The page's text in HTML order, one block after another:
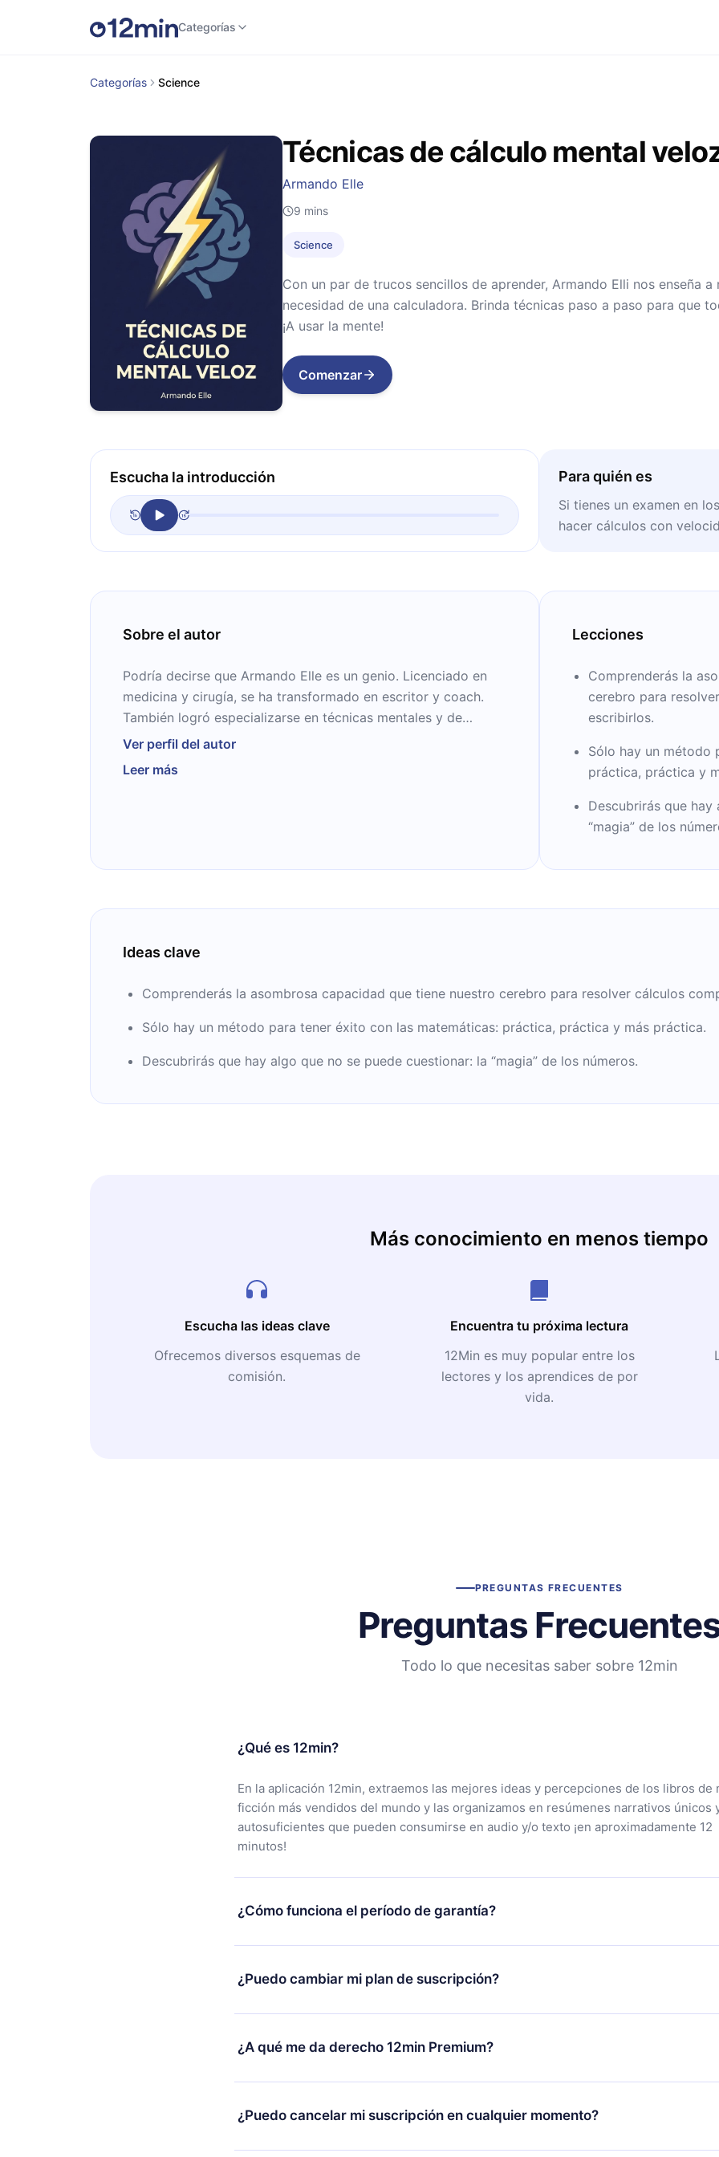
Categorías
Categorías Science
Técnicas de cálculo mental
Armando Elle
9 mins
Science
Con un par de trucos sencillos de aprender, Armando Elli nos enseña
necesidad de una calculadora. Brinda técnicas paso a paso para que
¡A usar la mente!
Comenzar
Escucha la introducción Para quién es
Si tienes un examen en
hacer cálculos con
Sobre el autor
Podría decirse que Armando Elle es un genio. Licenciado en
medicina y cirugía, se ha transformado en escritor y coach.
También logró especializarse en técnicas mentales y de
memoria para aumentar el rendimiento y la producción
veloz y Técnicas de cálculo mental veloz.
Ver perfil del autor
Leer más
Lecciones
Comprenderás la
cerebro para
escribirlos.
Sólo hay un método
práctica, práctica y
Descubrirás que
“magia” de los
Ideas clave
Comprenderás la asombrosa capacidad que tiene nuestro cerebro para resolver cálculos
Sólo hay un método para tener éxito con las matemáticas: práctica, práctica y más práctica.
Descubrirás que hay algo que no se puede cuestionar: la “magia” de los números.
Más conocimiento en menos tiempo
Escucha las ideas clave
Ofrecemos diversos esquemas de
comisión.
Encuentra tu próxima lectura
12Min es muy popular entre los
lectores y los aprendices de por
vida.
PREGUNTAS FRECUENTES
Preguntas
Todo lo que necesitas saber sobre 12min
¿Qué es 12min?
En la aplicación 12min, extraemos las mejores ideas y percepciones de los libros de
ficción más vendidos del mundo y las organizamos en resúmenes narrativos únicos
autosuficientes que pueden consumirse en audio y/o texto ¡en aproximadamente 12
minutos!
¿Cómo funciona el período de garantía?
Puedes descargar nuestra aplicación y comenzar a disfrutar de nuestra biblioteca.
alguna razón no estás satisfecho con nuestra plataforma, simplemente contacta a
nuestro equipo de soporte (
contacto@12min.com
¿Puedo cambiar mi plan de suscripción?
Sí, pero el cambio solo se aplicará a partir del próximo período de facturación. Por
ejemplo, si decides cambiar tu suscripción mensual a anual, después de confirmar el
cambio al plan anual, el nuevo plan solo se aplicará y cobrará después del
¿A qué me da derecho 12min Premium?
12min Premium es un plan que te garantiza acceso a toda nuestra biblioteca de más
2500 títulos disponibles en 3 idiomas (inglés, español y portugués) que puedes leer
escuchar en cualquier momento a través de nuestra aplicación disponible para iOS,
¿Puedo cancelar mi suscripción en cualquier momento?